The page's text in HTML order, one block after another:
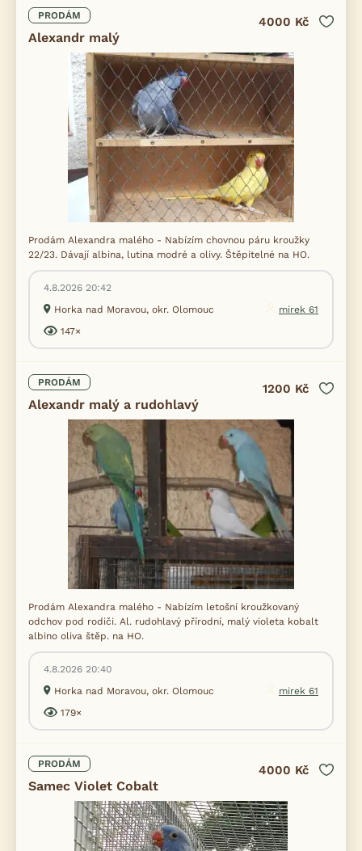
PRODÁM
Alexandr malý
4000 Kč
Prodám Alexandra malého - Nabízím chovnou páru kroužky
22/23. Dávají albina, lutina modré a olivy. Štěpitelné na HO.
4.8.2026 20:42
Horka nad Moravou, okr. Olomouc
mirek 61
147×
PRODÁM
Alexandr malý a rudohlavý
1200 Kč
Prodám Alexandra malého - Nabízím letošní kroužkovaný
odchov pod rodiči. Al. rudohlavý přírodní, malý violeta kobalt
albino oliva štěp. na HO.
4.8.2026 20:40
Horka nad Moravou, okr. Olomouc
mirek 61
179×
PRODÁM
Samec Violet Cobalt
4000 Kč